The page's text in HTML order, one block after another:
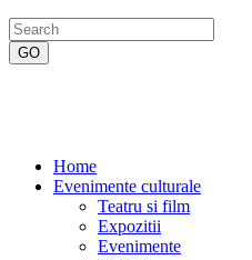
Home
Evenimente culturale
Teatru si film
Expozitii
Evenimente